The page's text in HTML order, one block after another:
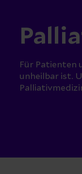
Für Patienten
unheilbar ist.